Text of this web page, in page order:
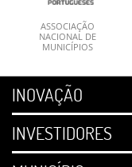
ASSOCIAÇÃO
NACIONAL DE
MUNICÍPIOS
INOVAÇÃO
INVESTIDORES